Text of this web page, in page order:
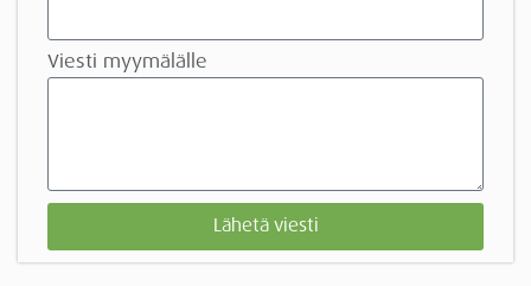
Viesti myymälälle
Lähetä viesti